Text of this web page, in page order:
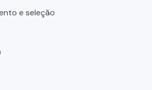
e seleção